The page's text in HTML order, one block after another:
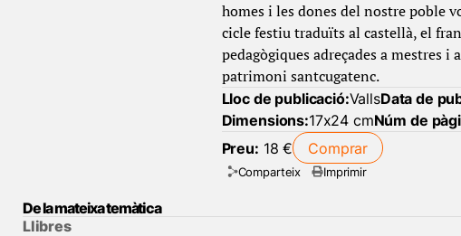
homes i les dones del nostre poble
cicle festiu traduïts al castellà, el
pedagògiques adreçades a mestres
patrimoni santcugatenc.
Lloc de publicació:VallsData de
Dimensions:17x24 cmNúm de
Preu: 18 € Comprar
Comparteix Imprimir
De la mateixa temàtica
Llibres